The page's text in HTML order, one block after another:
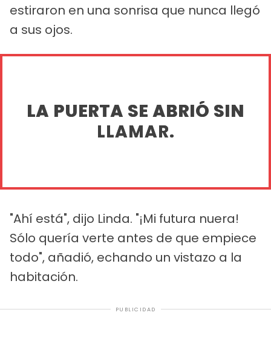
estiraron en una sonrisa que nunca llegó
a sus ojos.
LA PUERTA SE ABRIÓ SIN
LLAMAR.
"Ahí está", dijo Linda. "¡Mi futura nuera!
Sólo quería verte antes de que empiece
todo", añadió, echando un vistazo a la
habitación.
PUBLICIDAD